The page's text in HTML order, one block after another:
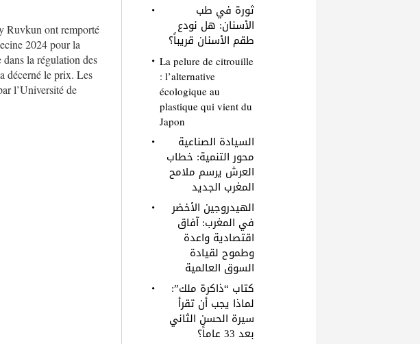
Ruvkun ont remporté
2024 pour la
la régulation des
décerné le prix. Les
l’Université de
ثورة في طب
الأسنان: هل نودع
طقم الأسنان قريباً؟
La pelure de citrouille
: l’alternative
écologique au
plastique qui vient du
Japon
السيادة الصناعية
محور التنمية: خطاب
العرش يرسم ملامح
المغرب الجديد
الهيدروجين الأخضر
في المغرب: آفاق
اقتصادية واعدة
وطموح لقيادة
السوق العالمية
كتاب “ذاكرة ملك”:
لماذا يجب أن تقرأ
سيرة الحسن الثاني
بعد 33 عاماً؟